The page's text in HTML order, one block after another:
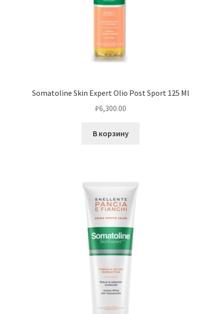
Somatoline Skin Expert Olio Post Sport 125 Ml
₽6,300.00
В корзину